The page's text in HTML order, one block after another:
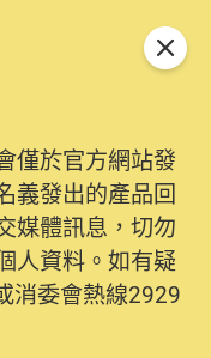
僅於官方網站發
義發出的產品回
媒體訊息，切勿
人資料。如有疑
消委會熱線2929
本會的投訴處理
。由2025年11月
絡資料（包括姓
可提交投訴、查
整合於帳戶中，
關閉